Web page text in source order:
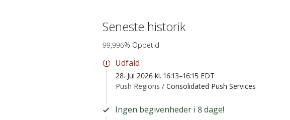
Seneste historik
99,996% Oppetid
Udfald
28. Jul 2026 kl. 16:13–16:15 EDT
Push Regions / Consolidated Push Services
Ingen begivenheder i 8 dage!